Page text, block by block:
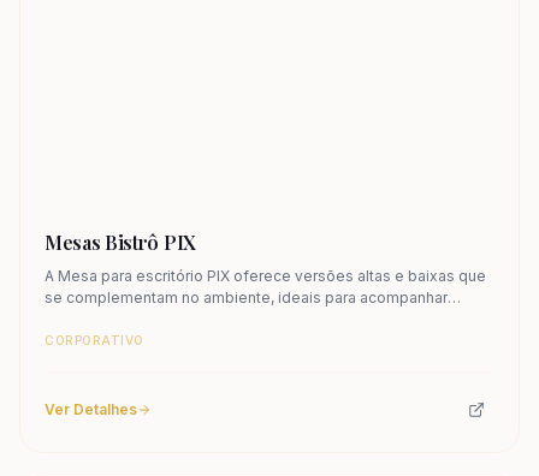
Mesas Bistrô PIX
A Mesa para escritório PIX oferece versões altas e baixas que
se complementam no ambiente, ideais para acompanhar
CORPORATIVO
Ver Detalhes